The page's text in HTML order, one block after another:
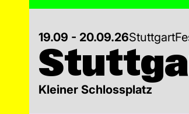
19.09 - 20.09.26Stuttgart
Kleiner Schlossplatz